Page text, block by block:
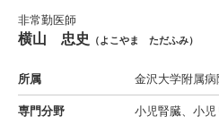
非常勤医師
横山 忠史 （よこやま ただふみ）
所属 金沢大学附属病
専門分野 小児腎臓、小